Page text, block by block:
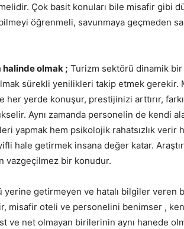
Çok basit konuları bile misafir gibi
öğrenmeli, savunmaya geçmeden
olmak ; Turizm sektörü dinamik
sürekli yenilikleri takip etmek gerekir.
yerde konuşur, prestijinizi arttırır,
Aynı zamanda personelin de kendi
yapmak hem psikolojik rahatsızlık verir
hale getirmek insana değer katar.
vazgeçilmez bir konudur.
yerine getirmeyen ve hatalı bilgiler veren
misafir oteli ve personelini benimser ,
ve net olmayan birilerinin aynı hanede